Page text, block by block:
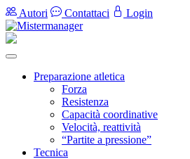
Autori Contattaci Login
Preparazione atletica
Forza
Resistenza
Capacità coordinative
Velocità, reattività
“Partite a pressione”
Tecnica